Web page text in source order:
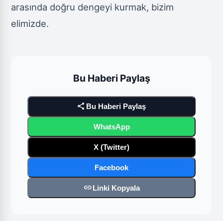
arasında doğru dengeyi kurmak, bizim
elimizde.
Bu Haberi Paylaş
share Bu Haberi Paylaş
WhatsApp
X (Twitter)
Facebook
linkLinki Kopyala